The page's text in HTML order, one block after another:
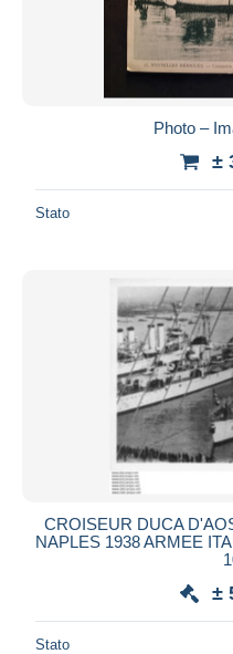
Photo –
±
Stato
CROISEUR DUCA
NAPLES 1938 ARMEE
±
Stato